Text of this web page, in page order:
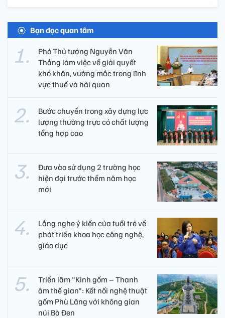
Bạn đọc quan tâm
Phó Thủ tướng Nguyễn Văn
Thắng làm việc về giải quyết
khó khăn, vướng mắc trong lĩnh
vực thuế và hải quan
Bước chuyển trong xây dựng lực
lượng thường trực có chất lượng
tổng hợp cao
Đưa vào sử dụng 2 trường học
hiện đại trước thềm năm học
mới
Lắng nghe ý kiến của tuổi trẻ về
phát triển khoa học công nghệ,
giáo dục
Triển lãm "Kinh gốm – Thanh
âm thế gian": Kết nối nghệ thuật
gốm Phù Lãng với không gian
núi Bà Đen